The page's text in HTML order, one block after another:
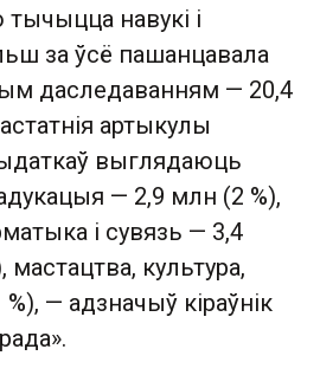
навукі і
за ўсё пашанцавала
даследаванням — 20,4
артыкулы
выглядаюць
— 2,9 млн (2 %),
і сувязь — 3,4
мастацтва, культура,
— адзначыў кіраўнік